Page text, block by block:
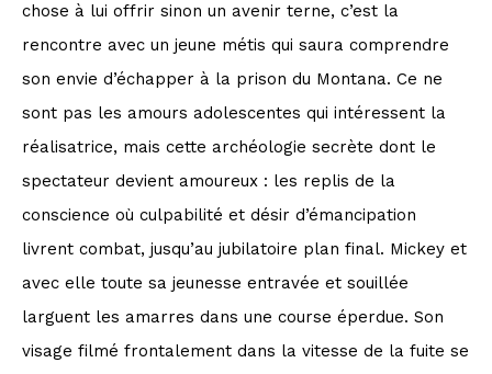
chose à lui offrir sinon un avenir terne, c’est la
rencontre avec un jeune métis qui saura comprendre
son envie d’échapper à la prison du Montana. Ce ne
sont pas les amours adolescentes qui intéressent la
réalisatrice, mais cette archéologie secrète dont le
spectateur devient amoureux : les replis de la
conscience où culpabilité et désir d’émancipation
livrent combat, jusqu’au jubilatoire plan final. Mickey et
avec elle toute sa jeunesse entravée et souillée
larguent les amarres dans une course éperdue. Son
visage filmé frontalement dans la vitesse de la fuite se